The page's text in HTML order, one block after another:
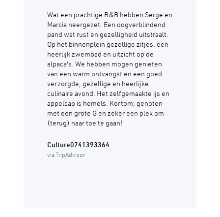
Wat een prachtige B&B hebben Serge en
Marcia neergezet. Een oogverblindend
pand wat rust en gezelligheid uitstraalt.
Op het binnenplein gezellige zitjes, een
heerlijk zwembad en uitzicht op de
alpaca's. We hebben mogen genieten
van een warm ontvangst en een goed
verzorgde, gezellige en heerlijke
culinaire avond. Het zelfgemaakte ijs en
appelsap is hemels. Kortom; genoten
met een grote G en zeker een plek om
(terug) naar toe te gaan!
Culture0741393364
via TripAdvisor